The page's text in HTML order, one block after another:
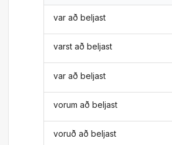
var að beljast
varst að beljast
var að beljast
vorum að beljast
voruð að beljast